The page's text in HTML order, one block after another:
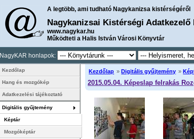
A legtöbb, ami tudható Nagykanizsa kistérségéről
Nagykanizsai Kistérségi Adatkezelő
www.nagykar.hu
Működteti a Halis István Városi Könyvtár
NagyKAR honlapok:
Kezdőlap » Digitális gyűjtemény »
2015.05.04. Képeslap felrakás
Kezdőlap
Hang és mozgókép
Adatkezelési tájékoztató
Digitális gyűjtemény
Képtár
Mozgóképtár